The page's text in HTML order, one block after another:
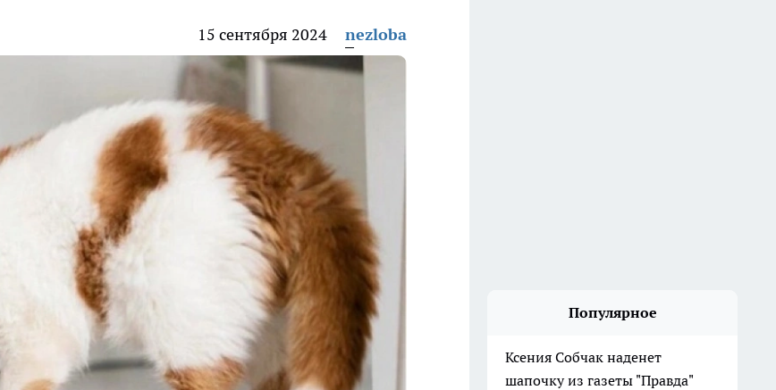
15 сентября 2024 nezloba
Популярное
Ксения Собчак наденет
шапочку из газеты "Правда"